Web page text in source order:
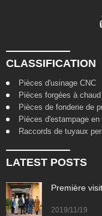
CLASSIFICATION
Pièces d'usinage CNC
Pièces forgées à chaud
Pièces de fonderie de
Pièces d'estampage en
Raccords de tuyaux
LATEST POSTS
Première
2019/11/19